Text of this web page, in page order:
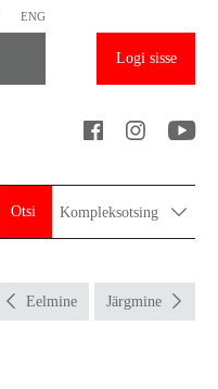
ENG
Logi sisse
Otsi Kompleksotsing
Eelmine Järgmine